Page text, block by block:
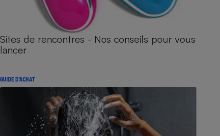
Sites de rencontres - Nos conseils pour vous
lancer
GUIDE D'ACHAT